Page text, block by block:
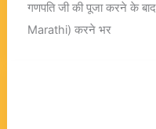
गणपति जी की पूजा करने के
Marathi) करने भर